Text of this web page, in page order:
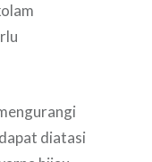
diatasi